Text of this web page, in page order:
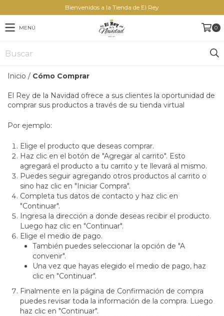
Bienvenidos a la Tienda de El Rey
MENÚ 0
Inicio / Cómo Comprar
El Rey de la Navidad ofrece a sus clientes la oportunidad de
comprar sus productos a través de su tienda virtual
Por ejemplo:
Elige el producto que deseas comprar.
Haz clic en el botón de "Agregar al carrito". Esto
agregará el producto a tu carrito y te llevará al mismo.
Puedes seguir agregando otros productos al carrito o
sino haz clic en "Iniciar Compra".
Completa tus datos de contacto y haz clic en
"Continuar".
Ingresa la dirección a donde deseas recibir el producto.
Luego haz clic en "Continuar".
Elige el medio de pago.
También puedes seleccionar la opción de "A
convenir".
Una vez que hayas elegido el medio de pago, haz
clic en "Continuar".
Finalmente en la página de Confirmación de compra
puedes revisar toda la información de la compra. Luego
haz clic en "Continuar".